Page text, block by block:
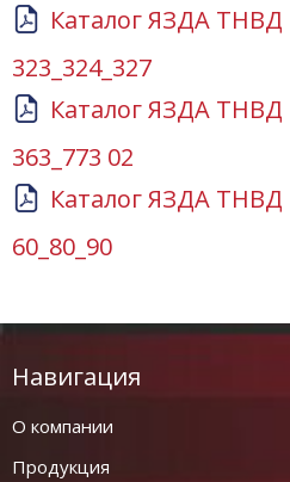
Каталог ЯЗДА ТНВД
323_324_327
Каталог ЯЗДА ТНВД
363_773 02
Каталог ЯЗДА ТНВД
60_80_90
Навигация
О компании
Продукция